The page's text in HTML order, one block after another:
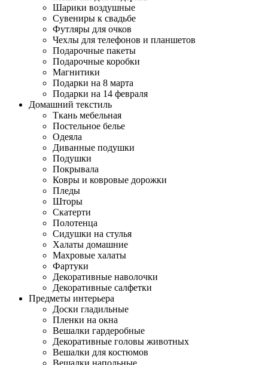
Шарики воздушные
Сувениры к свадьбе
Футляры для очков
Чехлы для телефонов и планшетов
Подарочные пакеты
Подарочные коробки
Магнитики
Подарки на 8 марта
Подарки на 14 февраля
Домашний текстиль
Ткань мебельная
Постельное белье
Одеяла
Диванные подушки
Подушки
Покрывала
Ковры и ковровые дорожки
Пледы
Шторы
Скатерти
Полотенца
Сидушки на стулья
Халаты домашние
Махровые халаты
Фартуки
Декоративные наволочки
Декоративные салфетки
Предметы интерьера
Доски гладильные
Пленки на окна
Вешалки гардеробные
Декоративные головы животных
Вешалки для костюмов
Вешалки напольные